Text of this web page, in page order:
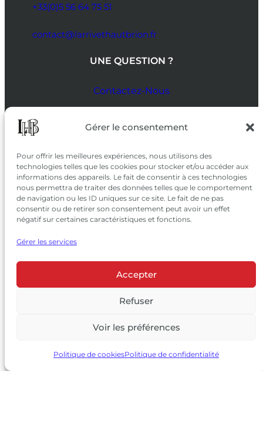
Gérer le consentement
Pour offrir les meilleures expériences, nous utilisons des
technologies telles que les cookies pour stocker et/ou accéder aux
informations des appareils. Le fait de consentir à ces technologies
nous permettra de traiter des données telles que le comportement
de navigation ou les ID uniques sur ce site. Le fait de ne pas
consentir ou de retirer son consentement peut avoir un effet
négatif sur certaines caractéristiques et fonctions.
Gérer les services
Accepter
Refuser
Voir les préférences
Politique de cookiesPolitique de confidentialité
+33(0)5 56 64 75 51
contact@larrivethautbrion.fr
UNE QUESTION ?
Contactez-Nous
SUIVEZ-NOUS
SUR LES RÉSEAUX
© 2026 Château Larrivet Haut-Brion |
Mentions légales|Politique de confidentialité
|CGV
L’ABUS D’ALCOOL EST DANGEREUX POUR LA SANTÉ, À